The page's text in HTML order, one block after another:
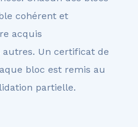
cohérent et
acquis
Un certificat de
bloc est remis au
partielle.